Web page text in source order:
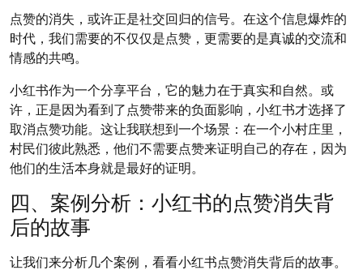
点赞的消失，或许正是社交回归的信号。在这个信息爆炸的
时代，我们需要的不仅仅是点赞，更需要的是真诚的交流和
情感的共鸣。
小红书作为一个分享平台，它的魅力在于真实和自然。或
许，正是因为看到了点赞带来的负面影响，小红书才选择了
取消点赞功能。这让我联想到一个场景：在一个小村庄里，
村民们彼此熟悉，他们不需要点赞来证明自己的存在，因为
他们的生活本身就是最好的证明。
四、案例分析：小红书的点赞消失背
后的故事
让我们来分析几个案例，看看小红书点赞消失背后的故事。